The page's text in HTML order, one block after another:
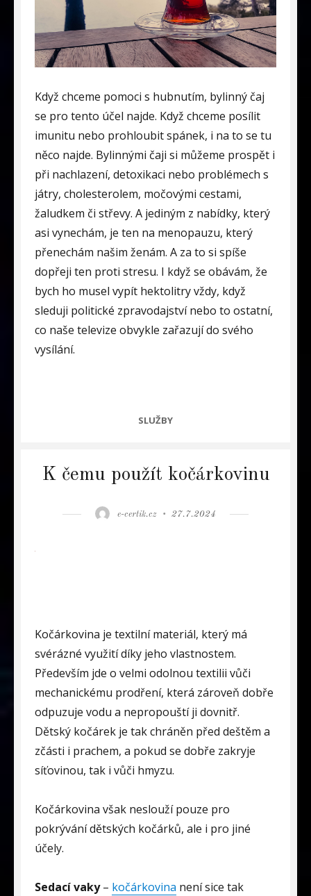
Když chceme pomoci s hubnutím, bylinný čaj
se pro tento účel najde. Když chceme posílit
imunitu nebo prohloubit spánek, i na to se tu
něco najde. Bylinnými čaji si můžeme prospět i
při nachlazení, detoxikaci nebo problémech s
játry, cholesterolem, močovými cestami,
žaludkem či střevy. A jediným z nabídky, který
asi vynechám, je ten na menopauzu, který
přenechám našim ženám. A za to si spíše
dopřeji ten proti stresu. I když se obávám, že
bych ho musel vypít hektolitry vždy, když
sleduji politické zpravodajství nebo to ostatní,
co naše televize obvykle zařazují do svého
vysílání.
CATEGORIES
SLUŽBY
K čemu použít kočárkovinu
Author
e-certik.cz
Posted
27.7.2024
Kočárkovina je textilní materiál, který má
svérázné využití díky jeho vlastnostem.
Především jde o velmi odolnou textilii vůči
mechanickému prodření, která zároveň dobře
odpuzuje vodu a nepropouští ji dovnitř.
Dětský kočárek je tak chráněn před deštěm a
zčásti i prachem, a pokud se dobře zakryje
síťovinou, tak i vůči hmyzu.
Kočárkovina však neslouží pouze pro
pokrývání dětských kočárků, ale i pro jiné
účely.
Sedací vaky– kočárkovina není sice tak